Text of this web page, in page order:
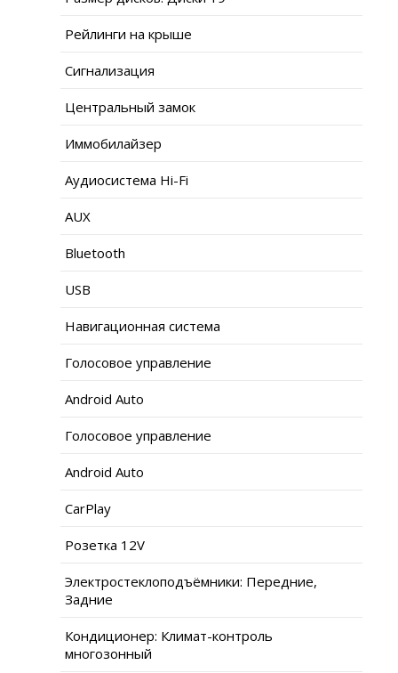
Рейлинги на крыше
Сигнализация
Центральный замок
Иммобилайзер
Аудиосистема Hi-Fi
AUX
Bluetooth
USB
Навигационная система
Голосовое управление
Android Auto
Голосовое управление
Android Auto
CarPlay
Розетка 12V
Электростеклоподъёмники: Передние,
Задние
Кондиционер: Климат-контроль
многозонный